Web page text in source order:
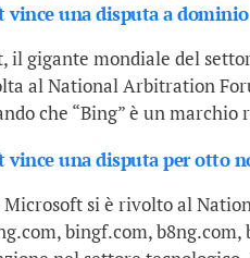
vince una disputa a dominio
il gigante mondiale del
al National Arbitration
che “Bing” è un
vince una disputa per otto
Microsoft si è rivolto al
bingf.com,